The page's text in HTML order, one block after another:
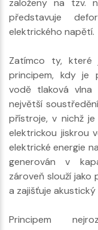
představuje
elektrického napětí.
Zatímco ty, které
principem, kdy je
vodě tlaková vlna
největší
přístroje, v nichž
elektrickou jiskrou
elektrické energie
generován v
zároveň slouží jako
a zajišťuje
Principem